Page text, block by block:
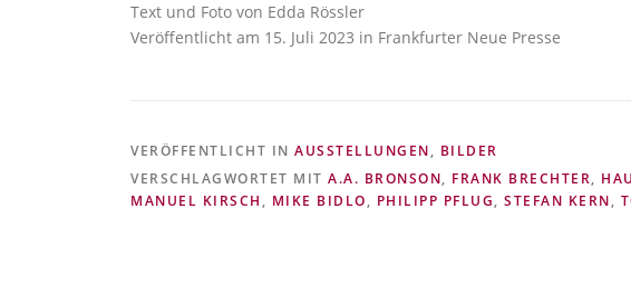
Text und Foto von Edda Rössler
Veröffentlicht am 15. Juli 2023 in Frankfurter Neue Presse
VERÖFFENTLICHT IN AUSSTELLUNGEN, BILDER
VERSCHLAGWORTET MIT A.A. BRONSON, FRANK BRECHTER,
MANUEL KIRSCH, MIKE BIDLO, PHILIPP PFLUG, STEFAN KERN,